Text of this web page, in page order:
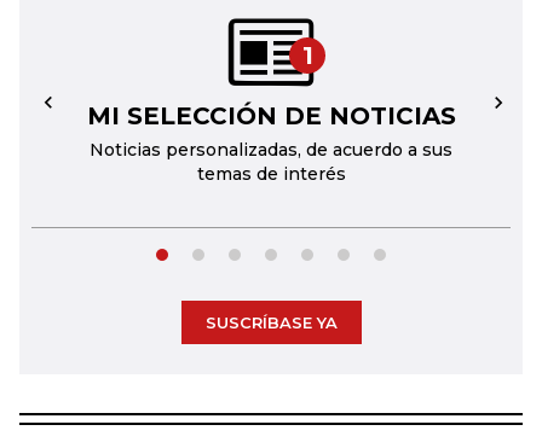
1
MI SELECCIÓN DE NOTICIAS
Noticias personalizadas, de acuerdo a sus
temas de interés
← →
SUSCRÍBASE YA